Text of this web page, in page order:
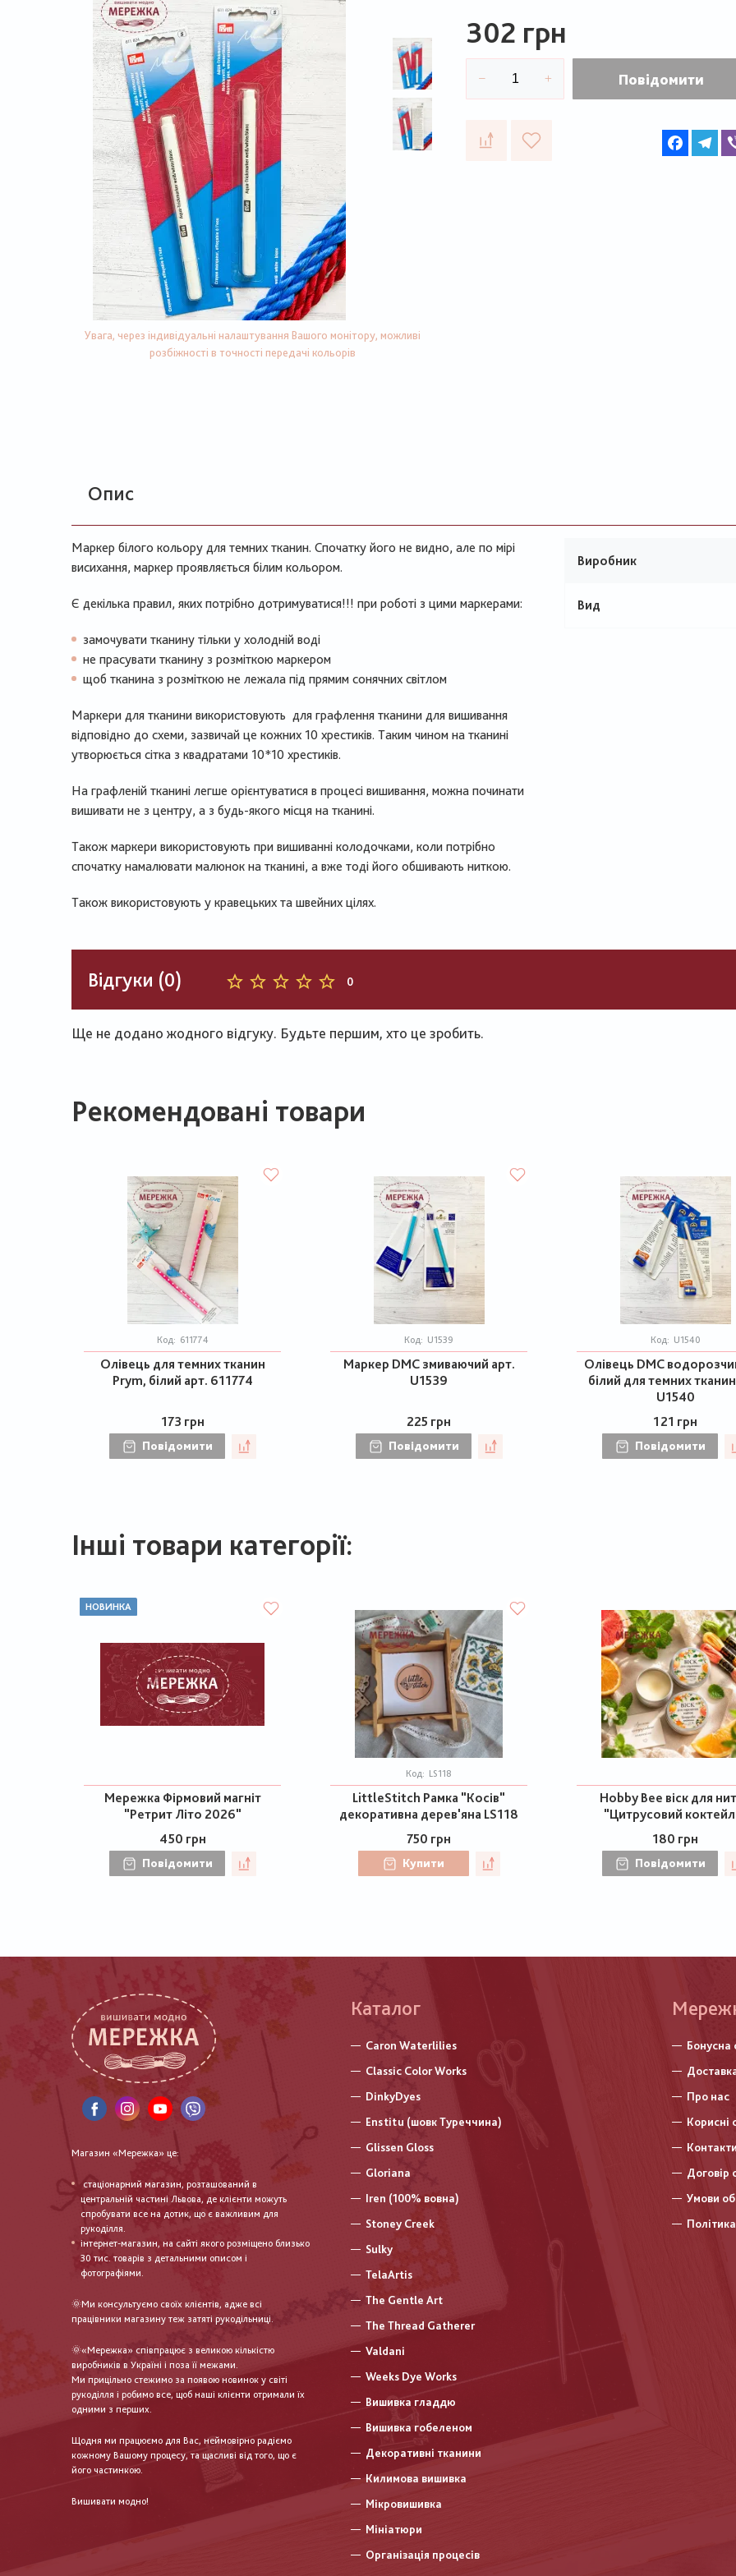
Увага, через індивідуальні налаштування Вашого монітору, можливі
розбіжності в точності передачі кольорів
302 грн
Повідомити
Опис
Маркер білого кольору для темних тканин. Спочатку його не видно, але по мірі
висихання, маркер проявляється білим кольором.
Є декілька правил, яких потрібно дотримуватися!!! при роботі з цими маркерами:
замочувати тканину тільки у холодній воді
не прасувати тканину з розміткою маркером
щоб тканина з розміткою не лежала під прямим сонячних світлом
Маркери для тканини використовують для графлення тканини для вишивання
відповідно до схеми, зазвичай це кожних 10 хрестиків. Таким чином на тканині
утворюється сітка з квадратами 10*10 хрестиків.
На графленій тканині легше орієнтуватися в процесі вишивання, можна починати
вишивати не з центру, а з будь-якого місця на тканині.
Також маркери використовують при вишиванні колодочками, коли потрібно
спочатку намалювати малюнок на тканині, а вже тоді його обшивають ниткою.
Також використовують у кравецьких та швейних цілях.
Виробник
Вид
Відгуки (0) 0
Ще не додано жодного відгуку. Будьте першим, хто це зробить.
Рекомендовані товари
Код: 611774
Олівець для темних тканин
Prym, білий арт. 611774
173 грн
Повідомити
Код: U1539
Маркер DMC змиваючий арт.
U1539
225 грн
Повідомити
Код: U1540
Олівець DMC
білий для темних
U1540
121 грн
Повідомити
Інші товари категорії:
НОВИНКА
Мережка Фірмовий магніт
"Ретрит Літо 2026"
450 грн
Повідомити
Код: LS118
LittleStitch Рамка "Косів"
декоративна дерев'яна LS118
750 грн
Купити
Hobby Bee віск для
"Цитрусовий
180 грн
Повідомити
Магазин «Мережка» це:
стаціонарний магазин, розташований в
центральній частині Львова, де клієнти можуть
спробувати все на дотик, що є важливим для
рукоділля.
інтернет-магазин, на сайті якого розміщено близько
30 тис. товарів з детальними описом і
фотографіями.
🌞Ми консультуємо своїх клієнтів, адже всі
працівники магазину теж затяті рукодільниці.
🌞«Мережка» співпрацює з великою кількістю
виробників в Україні і поза її межами.
Ми прицільно стежимо за появою новинок у світі
рукоділля і робимо все, щоб наші клієнти отримали їх
одними з перших.
Щодня ми працюємо для Вас, неймовірно радіємо
кожному Вашому процесу, та щасливі від того, що є
його частинкою.
Вишивати модно!
Каталог
Caron Waterlilies
Classic Color Works
DinkyDyes
Enstitu (шовк Туреччина)
Glissen Gloss
Gloriana
Iren (100% вовна)
Stoney Creek
Sulky
TelaArtis
The Gentle Art
The Thread Gatherer
Valdani
Weeks Dye Works
Вишивка гладдю
Вишивка гобеленом
Декоративні тканини
Килимова вишивка
Мікровишивка
Мініатюри
Організація процесів
Меню
Бонусна
Про нас
Корисні
Контакти
Договір
Умови